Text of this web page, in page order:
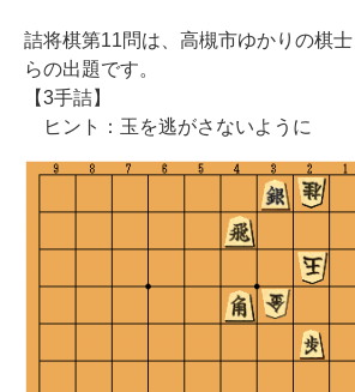
詰将棋第11問は、高槻市ゆかりの棋
らの出題です。
【3手詰】
ヒント：玉を逃がさないように